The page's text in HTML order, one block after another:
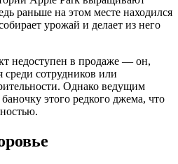
раньше на этом месте находился
урожай и делает из него
недоступен в продаже — он,
среди сотрудников или
Однако ведущим
этого редкого джема, что